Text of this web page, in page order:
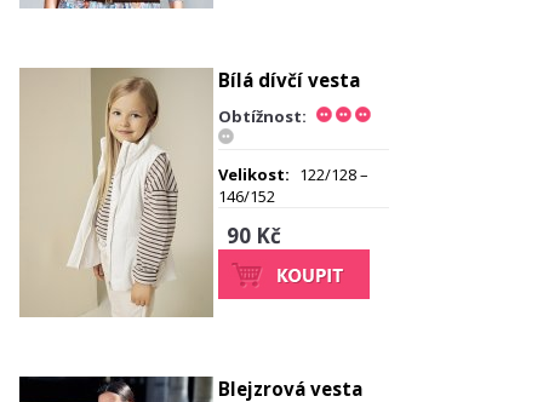
Bílá dívčí vesta
Obtížnost:
Velikost: 122/128 –
146/152
90 Kč
Blejzrová vesta